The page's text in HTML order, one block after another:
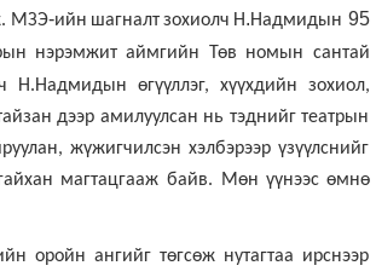
МЗЭ-ийн шагналтзохиолч Н.Надмидын 95
нэрэмжит аймгийн Төв номын сантай
Н.Надмидын өгүүллэг, хүүхдийн зохиол,
дээр амилуулсан нь тэднийг театрын
жүжигчилсэн хэлбэрээр үзүүлснийг
магтацгааж байв. Мөн үүнээс өмнө
оройн ангийг төгсөж нутагтаа ирснээр